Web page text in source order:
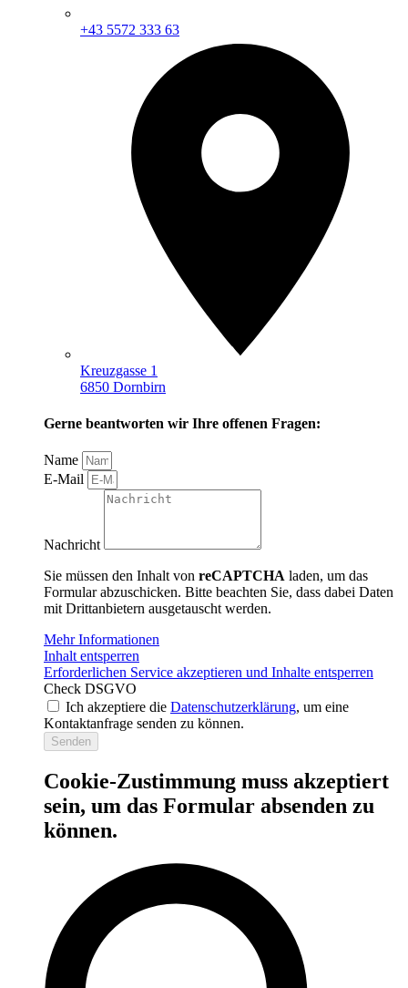
+43 5572 333 63
Kreuzgasse 1
6850 Dornbirn
Gerne beantworten wir Ihre offenen Fragen:
Name
E-Mail
Nachricht
Sie müssen den Inhalt von reCAPTCHA laden, um das
Formular abzuschicken. Bitte beachten Sie, dass dabei Daten
mit Drittanbietern ausgetauscht werden.
Mehr Informationen
Inhalt entsperren
Erforderlichen Service akzeptieren und Inhalte entsperren
Check DSGVO
Ich akzeptiere die Datenschutzerklärung, um eine
Kontaktanfrage senden zu können.
Senden
Cookie-Zustimmung muss akzeptiert
sein, um das Formular absenden zu
können.